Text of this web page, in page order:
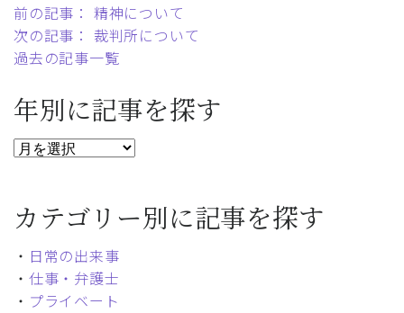
前の記事： 精神について
次の記事： 裁判所について
過去の記事一覧
年別に記事を探す
カテゴリー別に記事を探す
・ 日常の出来事
・ 仕事・弁護士
・ プライベート